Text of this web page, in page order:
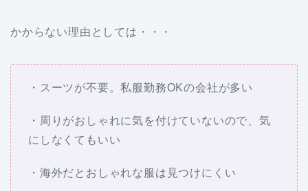
かからない理由としては・・・
・スーツが不要。私服勤務OKの会社が多い
・周りがおしゃれに気を付けていないので、気
にしなくてもいい
・海外だとおしゃれな服は見つけにくい